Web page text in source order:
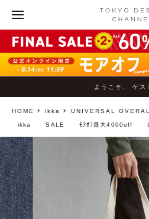
ようこそ、 ゲス
HOME ikka UNIVERSAL
ikka SALE ﾓｱｵﾌ最大4000off